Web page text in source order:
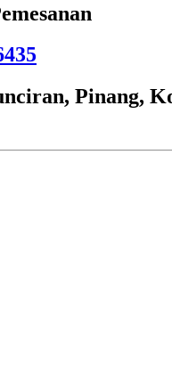
Pinang,